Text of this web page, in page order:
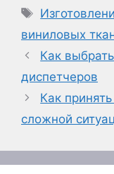
Метки
виниловых
Как
диспетчеров
Как
сложной